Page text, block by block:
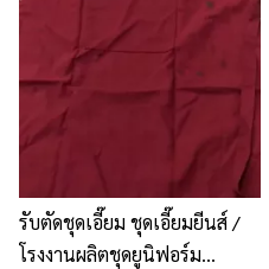
รับตัดชุดเอี๊ยม ชุดเอี๊ยมยีนส์ /
โรงงานผลิตชุดยูนิฟอร์ม